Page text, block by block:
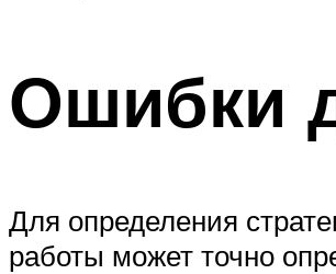
Ошибки
Для определения
работы может точно